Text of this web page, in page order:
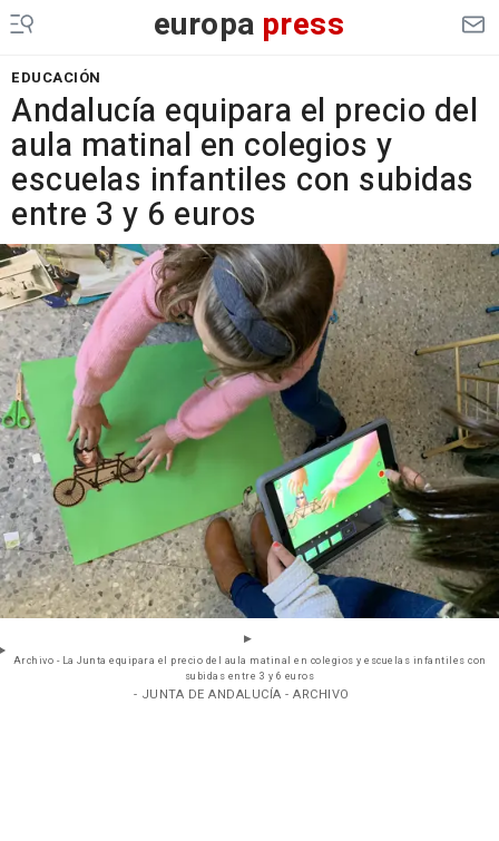
europa press
EDUCACIÓN
Andalucía equipara el precio del
aula matinal en colegios y
escuelas infantiles con subidas
entre 3 y 6 euros
Archivo - La Junta equipara el precio del aula matinal en colegios y escuelas infantiles con
subidas entre 3 y 6 euros
- JUNTA DE ANDALUCÍA - ARCHIVO